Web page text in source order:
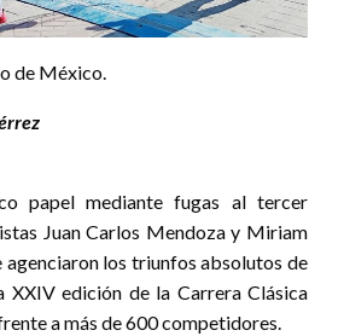
de México.
papel mediante fugas al tercer
Juan Carlos Mendoza y Miriam
agenciaron los triunfos absolutos de
XXIV edición de la Carrera Clásica
a más de 600 competidores.